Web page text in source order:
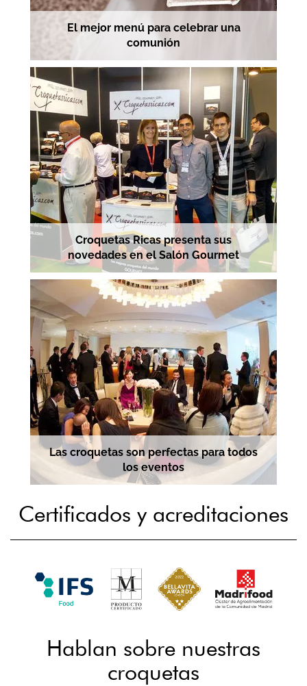
El mejor menú para celebrar una
comunión
Croquetas Ricas presenta sus
novedades en el Salón Gourmet
Las croquetas son perfectas para todos
los eventos
Certificados y acreditaciones
Hablan sobre nuestras
croquetas